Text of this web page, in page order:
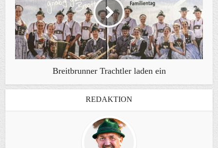
Breitbrunner Trachtler laden ein
REDAKTION